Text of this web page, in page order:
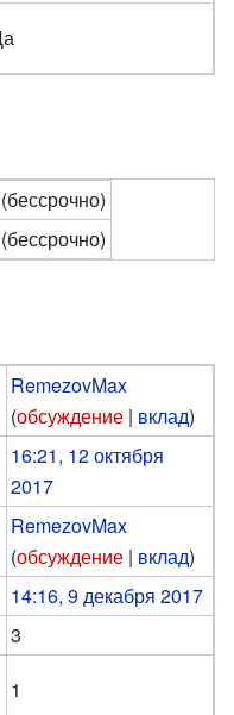
RemezovMax
(обсуждение | вклад)
16:21, 12 октября
2017
RemezovMax
(обсуждение | вклад)
14:16, 9 декабря 2017
3
1